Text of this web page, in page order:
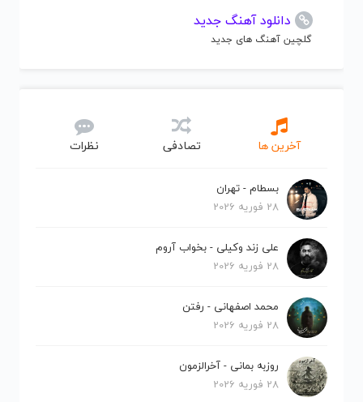
دانلود آهنگ جدید
گلچین آهنگ های جدید
آخرین ها تصادفی نظرات
بسطام - تهران
28 فوریه 2026
علی زند وکیلی - بخواب آروم
28 فوریه 2026
محمد اصفهانی - رفتن
28 فوریه 2026
روزبه بمانی - آخرالزمون
28 فوریه 2026